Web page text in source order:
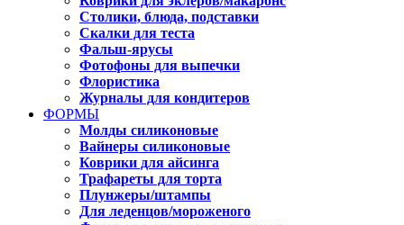
Столики, блюда, подставки
Скалки для теста
Фальш-ярусы
Фотофоны для выпечки
Флористика
Журналы для кондитеров
ФОРМЫ
Молды силиконовые
Вайнеры силиконовые
Коврики для айсинга
Трафареты для торта
Плунжеры/штампы
Для леденцов/мороженого